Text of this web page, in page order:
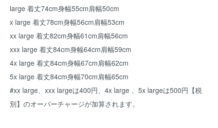
large 着丈74cm身幅55cm肩幅50cm
x large 着丈78cm身幅56cm肩幅53cm
xx large 着丈82cm身幅61cm肩幅56cm
xxx large 着丈84cm身幅64cm肩幅59cm
4x large 着丈84cm身幅67cm肩幅62cm
5x large 着丈84cm身幅70cm肩幅65cm
#xx large、xxx largeは400円、4x large 、5x largeは500円【税
別】のオーバーチャージが加算されます。